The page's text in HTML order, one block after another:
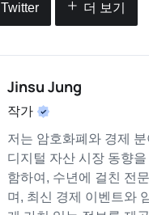
Twitter 더 보기
Jinsu Jung
작가
저는 암호화폐와 경제
디지털 자산 시장 동향
함하여, 수년에 걸친 전
며, 최신 경제 이벤트와